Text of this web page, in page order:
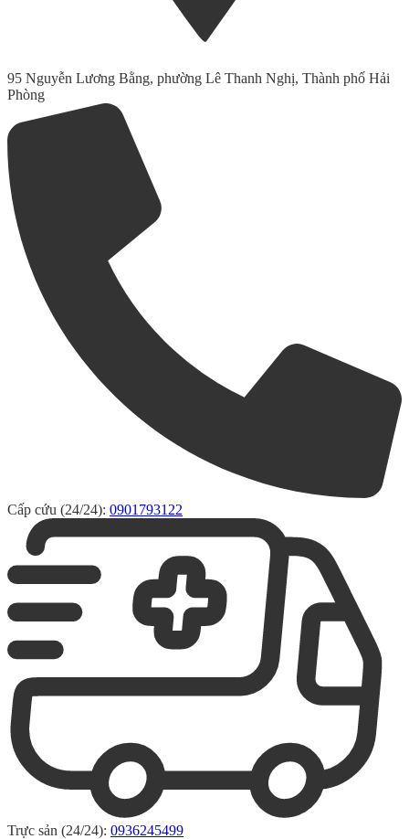
95 Nguyễn Lương Bằng, phường Lê Thanh Nghị, Thành phố Hải
Phòng
Cấp cứu (24/24): 0901793122
Trực sản (24/24): 0936245499